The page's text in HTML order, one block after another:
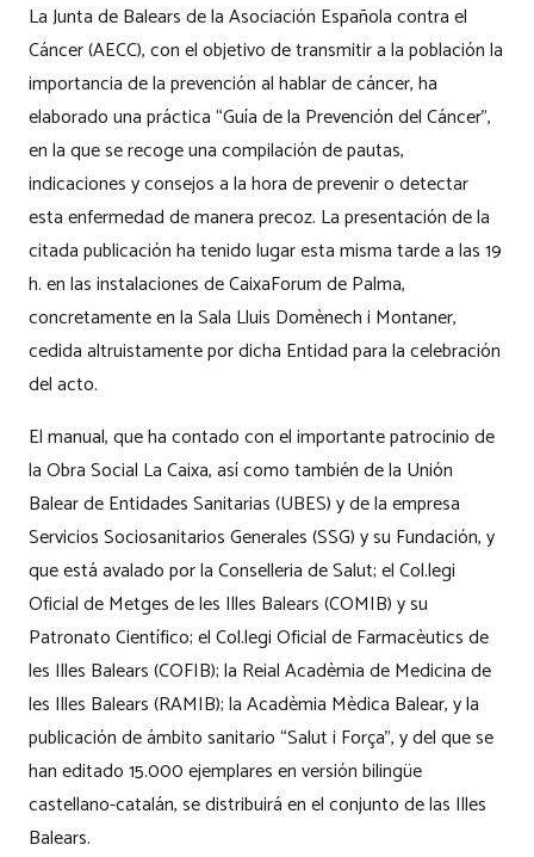
La Junta de Balears de la Asociación Española contra el
Cáncer (AECC), con el objetivo de transmitir a la población la
importancia de la prevención al hablar de cáncer, ha
elaborado una práctica “Guía de la Prevención del Cáncer”,
en la que se recoge una compilación de pautas,
indicaciones y consejos a la hora de prevenir o detectar
esta enfermedad de manera precoz. La presentación de la
citada publicación ha tenido lugar esta misma tarde a las 19
h. en las instalaciones de CaixaForum de Palma,
concretamente en la Sala Lluis Domènech i Montaner,
cedida altruistamente por dicha Entidad para la celebración
del acto.
El manual, que ha contado con el importante patrocinio de
la Obra Social La Caixa, así como también de la Unión
Balear de Entidades Sanitarias (UBES) y de la empresa
Servicios Sociosanitarios Generales (SSG) y su Fundación, y
que está avalado por la Conselleria de Salut; el Col.legi
Oficial de Metges de les Illes Balears (COMIB) y su
Patronato Científico; el Col.legi Oficial de Farmacèutics de
les Illes Balears (COFIB); la Reial Acadèmia de Medicina de
les Illes Balears (RAMIB); la Acadèmia Mèdica Balear, y la
publicación de ámbito sanitario “Salut i Força”, y del que se
han editado 15.000 ejemplares en versión bilingüe
castellano-catalán, se distribuirá en el conjunto de las Illes
Balears.